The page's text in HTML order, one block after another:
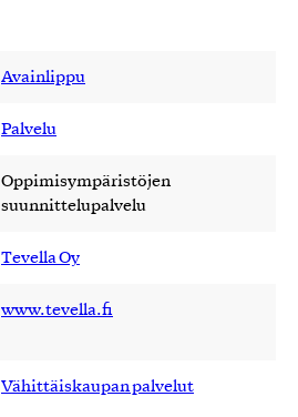
Avainlippu
Palvelu
Oppimisympäristöjen
suunnittelupalvelu
Tevella Oy
www.tevella.fi
Vähittäiskaupan palvelut